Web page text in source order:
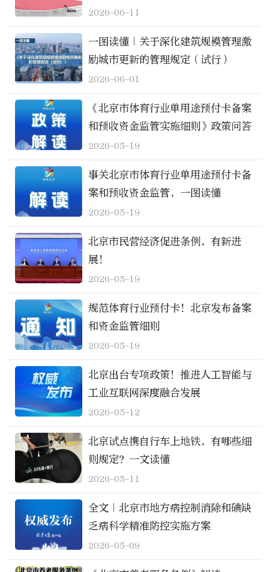
2026-06-11
一图读懂｜关于深化建筑规模管理激
励城市更新的管理规定（试行）
2026-06-01
《北京市体育行业单用途预付卡备案
和预收资金监管实施细则》政策问答
2026-05-19
事关北京市体育行业单用途预付卡备
案和预收资金监管，一图读懂
2026-05-19
北京市民营经济促进条例，有新进
展！
2026-05-19
规范体育行业预付卡！北京发布备案
和资金监管细则
2026-05-19
北京出台专项政策！推进人工智能与
工业互联网深度融合发展
2026-05-12
北京试点携自行车上地铁，有哪些细
则规定？一文读懂
2026-05-11
全文｜北京市地方病控制消除和碘缺
乏病科学精准防控实施方案
2026-05-09